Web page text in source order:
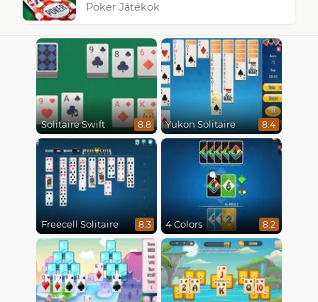
Poker Játékok
Solitaire Swift 8.8 Yukon Solitaire 8.4
Freecell Solitaire 8.3 4 Colors 8.2